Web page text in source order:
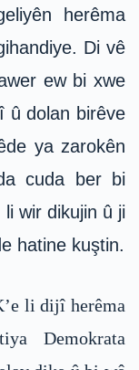
herêma
Di vê
ew bi xwe
û dolan birêve
ya zarokên
cuda ber bi
wir dikujin û ji
hatine kuştin.
li dijî herêma
Demokrata